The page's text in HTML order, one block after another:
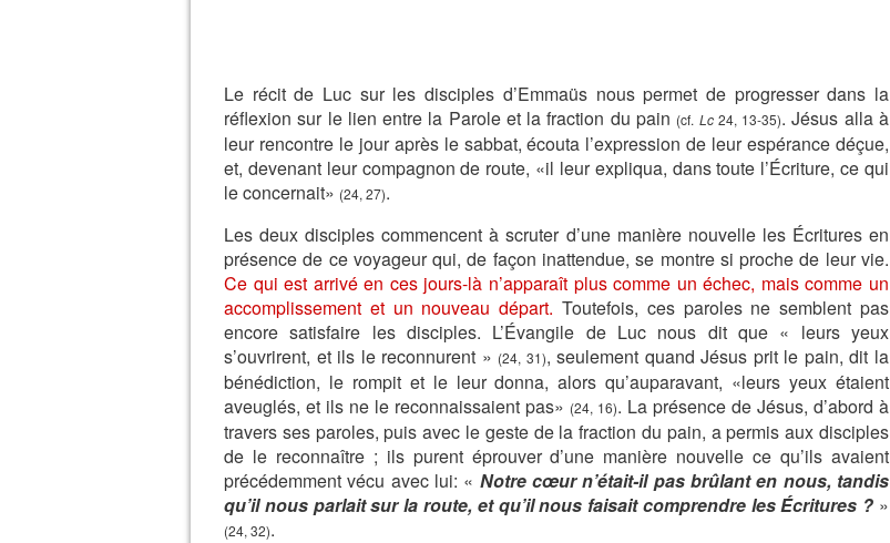
Le récit de Luc sur les disciples d’Emmaüs nous permet de progresser dans la
réflexion sur le lien entre la Parole et la fraction du pain (cf. Lc 24, 13-35). Jésus alla à
leur rencontre le jour après le sabbat, écouta l’expression de leur espérance déçue,
et, devenant leur compagnon de route, «il leur expliqua, dans toute l’Écriture, ce qui
le concernait» (24, 27).
Les deux disciples commencent à scruter d’une manière nouvelle les Écritures en
présence de ce voyageur qui, de façon inattendue, se montre si proche de leur vie.
Ce qui est arrivé en ces jours-là n’apparaît plus comme un échec, mais comme un
accomplissement et un nouveau départ. Toutefois, ces paroles ne semblent pas
encore satisfaire les disciples. L’Évangile de Luc nous dit que « leurs yeux
s’ouvrirent, et ils le reconnurent » (24, 31), seulement quand Jésus prit le pain, dit la
bénédiction, le rompit et le leur donna, alors qu’auparavant, «leurs yeux étaient
aveuglés, et ils ne le reconnaissaient pas» (24, 16). La présence de Jésus, d’abord à
travers ses paroles, puis avec le geste de la fraction du pain, a permis aux disciples
de le reconnaître ; ils purent éprouver d’une manière nouvelle ce qu’ils avaient
précédemment vécu avec lui: « Notre cœur n’était-il pas brûlant en nous, tandis
qu’il nous parlait sur la route, et qu’il nous faisait comprendre les Écritures ? »
(24, 32).